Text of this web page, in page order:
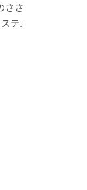
ささ
テ』